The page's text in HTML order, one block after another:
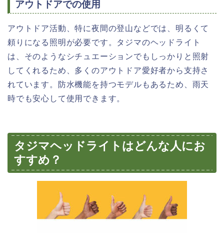
アウトドアでの使用
アウトドア活動、特に夜間の登山などでは、明るくて
頼りになる照明が必要です。タジマのヘッドライト
は、そのようなシチュエーションでもしっかりと照射
してくれるため、多くのアウトドア愛好者から支持さ
れています。防水機能を持つモデルもあるため、雨天
時でも安心して使用できます。
タジマヘッドライトはどんな人にお
すすめ？